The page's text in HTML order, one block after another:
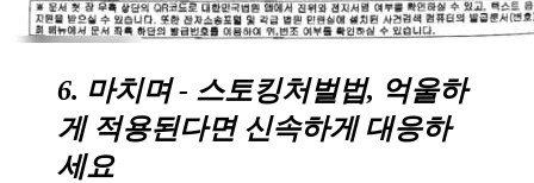
6. 마치며 - 스토킹처벌법, 억울하
게 적용된다면 신속하게 대응하
세요